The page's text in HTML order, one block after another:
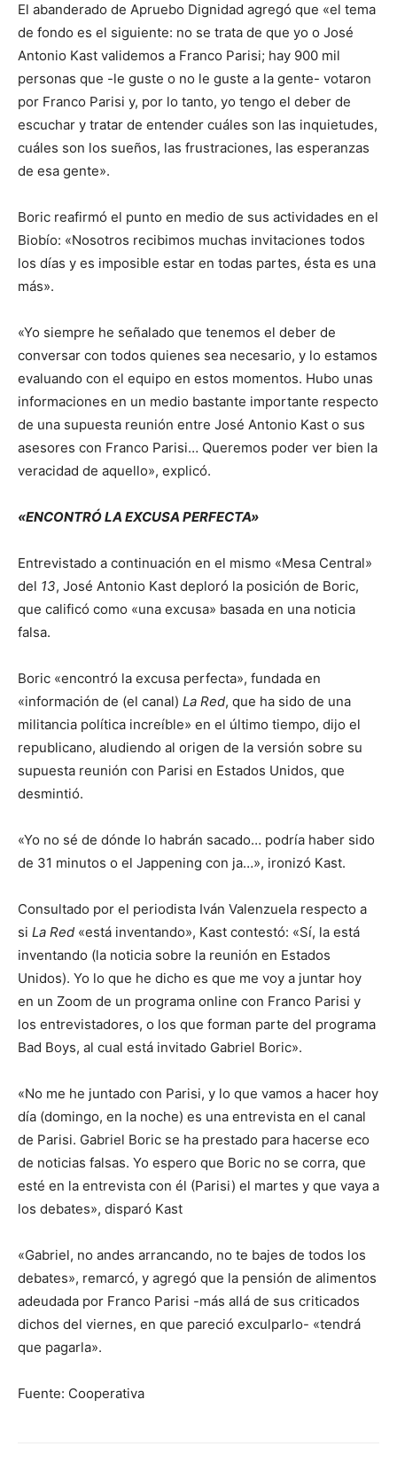
El abanderado de Apruebo Dignidad agregó que «el tema
de fondo es el siguiente: no se trata de que yo o José
Antonio Kast validemos a Franco Parisi; hay 900 mil
personas que -le guste o no le guste a la gente- votaron
por Franco Parisi y, por lo tanto, yo tengo el deber de
escuchar y tratar de entender cuáles son las inquietudes,
cuáles son los sueños, las frustraciones, las esperanzas
de esa gente».
Boric reafirmó el punto en medio de sus actividades en el
Biobío: «Nosotros recibimos muchas invitaciones todos
los días y es imposible estar en todas partes, ésta es una
más».
«Yo siempre he señalado que tenemos el deber de
conversar con todos quienes sea necesario, y lo estamos
evaluando con el equipo en estos momentos. Hubo unas
informaciones en un medio bastante importante respecto
de una supuesta reunión entre José Antonio Kast o sus
asesores con Franco Parisi… Queremos poder ver bien la
veracidad de aquello», explicó.
«ENCONTRÓ LA EXCUSA PERFECTA»
Entrevistado a continuación en el mismo «Mesa Central»
del 13, José Antonio Kast deploró la posición de Boric,
que calificó como «una excusa» basada en una noticia
falsa.
Boric «encontró la excusa perfecta», fundada en
«información de (el canal) La Red, que ha sido de una
militancia política increíble» en el último tiempo, dijo el
republicano, aludiendo al origen de la versión sobre su
supuesta reunión con Parisi en Estados Unidos, que
desmintió.
«Yo no sé de dónde lo habrán sacado… podría haber sido
de 31 minutos o el Jappening con ja…», ironizó Kast.
Consultado por el periodista Iván Valenzuela respecto a
si La Red «está inventando», Kast contestó: «Sí, la está
inventando (la noticia sobre la reunión en Estados
Unidos). Yo lo que he dicho es que me voy a juntar hoy
en un Zoom de un programa online con Franco Parisi y
los entrevistadores, o los que forman parte del programa
Bad Boys, al cual está invitado Gabriel Boric».
«No me he juntado con Parisi, y lo que vamos a hacer hoy
día (domingo, en la noche) es una entrevista en el canal
de Parisi. Gabriel Boric se ha prestado para hacerse eco
de noticias falsas. Yo espero que Boric no se corra, que
esté en la entrevista con él (Parisi) el martes y que vaya a
los debates», disparó Kast
«Gabriel, no andes arrancando, no te bajes de todos los
debates», remarcó, y agregó que la pensión de alimentos
adeudada por Franco Parisi -más allá de sus criticados
dichos del viernes, en que pareció exculparlo- «tendrá
que pagarla».
Fuente: Cooperativa